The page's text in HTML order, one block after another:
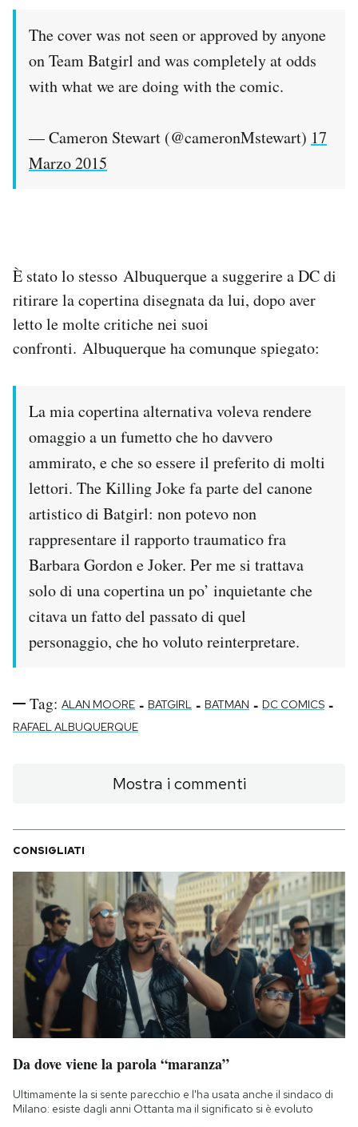
The cover was not seen or approved by anyone
on Team Batgirl and was completely at odds
with what we are doing with the comic.
— Cameron Stewart (@cameronMstewart) 17
Marzo 2015
È stato lo stesso Albuquerque a suggerire a DC di
ritirare la copertina disegnata da lui, dopo aver
letto le molte critiche nei suoi
confronti. Albuquerque ha comunque spiegato:
La mia copertina alternativa voleva rendere
omaggio a un fumetto che ho davvero
ammirato, e che so essere il preferito di molti
lettori. The Killing Joke fa parte del canone
artistico di Batgirl: non potevo non
rappresentare il rapporto traumatico fra
Barbara Gordon e Joker. Per me si trattava
solo di una copertina un po’ inquietante che
citava un fatto del passato di quel
personaggio, che ho voluto reinterpretare.
Tag: ALAN MOORE - BATGIRL - BATMAN - DC COMICS -
RAFAEL ALBUQUERQUE
Mostra i commenti
CONSIGLIATI
Da dove viene la parola “maranza”
Ultimamente la si sente parecchio e l'ha usata anche il sindaco di
Milano: esiste dagli anni Ottanta ma il significato si è evoluto